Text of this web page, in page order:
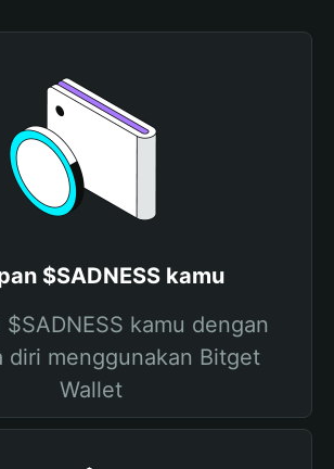
$SADNESS kamu
kamu dengan
diri menggunakan Bitget
Wallet